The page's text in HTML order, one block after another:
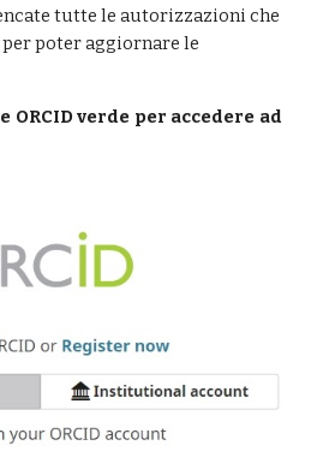
tutte le autorizzazioni che
per poter aggiornare le
verde per accedere ad